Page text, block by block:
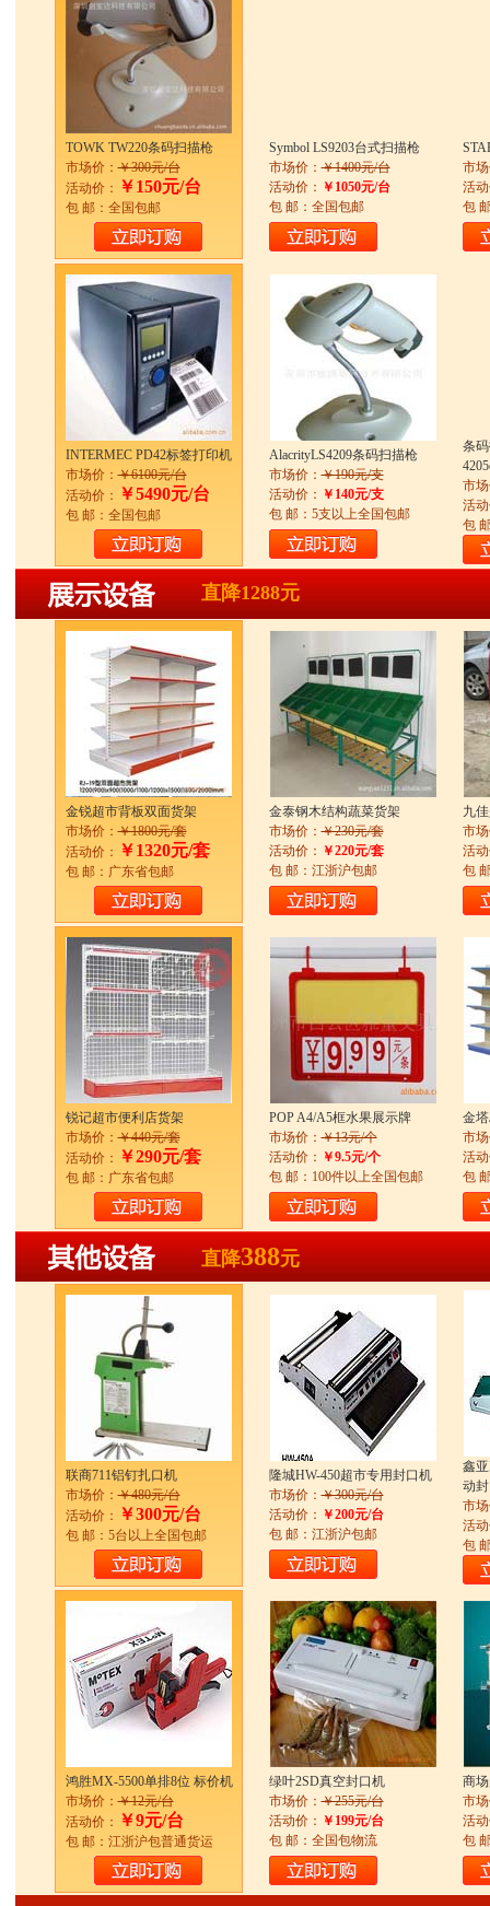
TOWK TW220条码扫描枪
市场价：￥300元/台
活动价： ￥150元/台
包 邮：全国包邮
Symbol LS9203台式扫描枪
市场价：￥1400元/台
活动价： ￥1050元/台
包 邮：全国包邮
市
活
包
INTERMEC PD42标签打印机
市场价：￥6100元/台
活动价： ￥5490元/台
包 邮：全国包邮
AlacrityLS4209条码扫描枪
市场价：￥190元/支
活动价： ￥140元/支
包 邮：5支以上全国包邮
条
市
活
包
直降1288元
金锐超市背板双面货架
市场价：￥1800元/套
活动价： ￥1320元/套
包 邮：广东省包邮
金泰钢木结构蔬菜货架
市场价：￥230元/套
活动价： ￥220元/套
包 邮：江浙沪包邮
九
市
活
包
锐记超市便利店货架
市场价：￥440元/套
活动价： ￥290元/套
包 邮：广东省包邮
POP A4/A5框水果展示牌
市场价：￥13元/个
活动价： ￥9.5元/个
包 邮：100件以上全国包邮
金
市
活
包
直降388元
联商711铝钉扎口机
市场价：￥480元/台
活动价： ￥300元/台
包 邮：5台以上全国包邮
隆城HW-450超市专用封口机
市场价：￥300元/台
活动价： ￥200元/台
包 邮：江浙沪包邮
鑫
动
市
活
包
鸿胜MX-5500单排8位 标价机
市场价：￥12元/台
活动价： ￥9元/台
包 邮：江浙沪包普通货运
绿叶2SD真空封口机
市场价：￥255元/台
活动价： ￥199元/台
包 邮：全国包物流
商
市
活
包